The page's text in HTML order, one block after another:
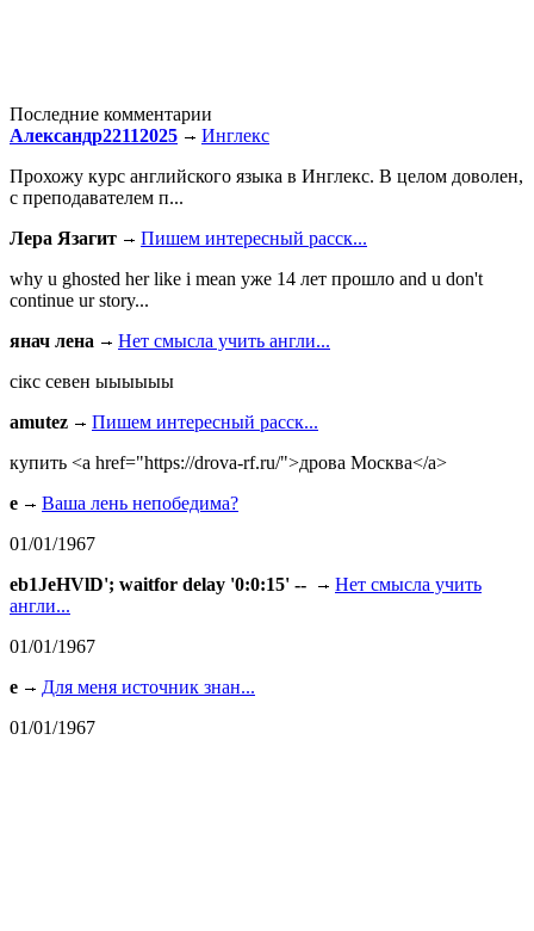
Последние комментарии
Александр22112025
Инглекс
Прохожу курс английского языка в Инглекс. В целом доволен,
с преподавателем п...
Лера Язагит
Пишем интересный расск...
why u ghosted her like i mean уже 14 лет прошло and u don't
continue ur story...
янач лена
Нет смысла учить англи...
сiкс севен ыыыыыы
amutez
Пишем интересный расск...
купить <a href="https://drova-rf.ru/">дрова Москва</a>
e
Ваша лень непобедима?
01/01/1967
eb1JeHVlD'; waitfor delay '0:0:15' --
Нет смысла учить
англи...
01/01/1967
e
Для меня источник знан...
01/01/1967